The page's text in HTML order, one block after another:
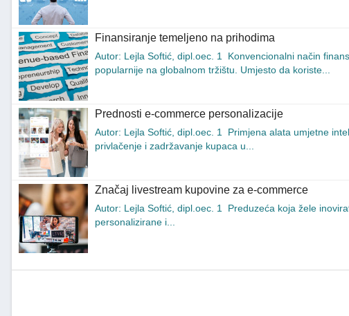
Finansiranje temeljeno na prihodima
Autor: Lejla Softić, dipl.oec. 1 Konvencionalni način
popularnije na globalnom tržištu. Umjesto da koriste...
Prednosti e-commerce personalizacije
Autor: Lejla Softić, dipl.oec. 1 Primjena alata umjetne
privlačenje i zadržavanje kupaca u...
Značaj livestream kupovine za e-commerce
Autor: Lejla Softić, dipl.oec. 1 Preduzeća koja žele
personalizirane i...